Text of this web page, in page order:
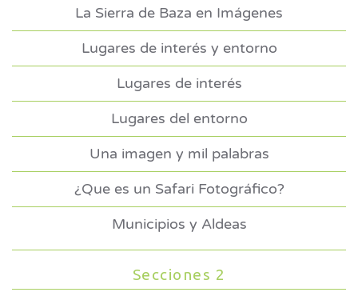
La Sierra de Baza en Imágenes
Lugares de interés y entorno
Lugares de interés
Lugares del entorno
Una imagen y mil palabras
¿Que es un Safari Fotográfico?
Municipios y Aldeas
Secciones 2